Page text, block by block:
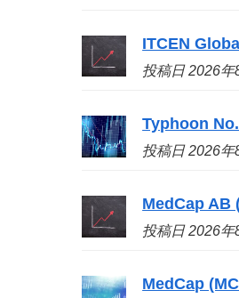
ITCEN
投稿日 2026年
Typhoon
投稿日 2026年
MedCap AB
投稿日 2026年
MedCap